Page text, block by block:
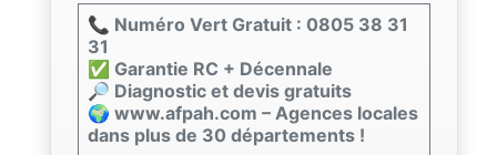
📞 Numéro Vert Gratuit : 0805 38 31
31
✅ Garantie RC + Décennale
🔎 Diagnostic et devis gratuits
🌍 www.afpah.com – Agences locales
dans plus de 30 départements !